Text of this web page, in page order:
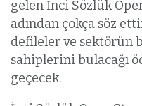
gelen İnci Sözlük
adından çokça söz
defileler ve sektörün
sahiplerini bulacağı
geçecek.